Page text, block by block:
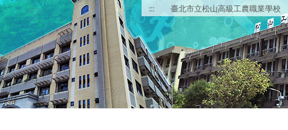
::: 臺北市立松山高級工農職業學校